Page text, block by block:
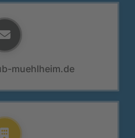
muehlheim.de